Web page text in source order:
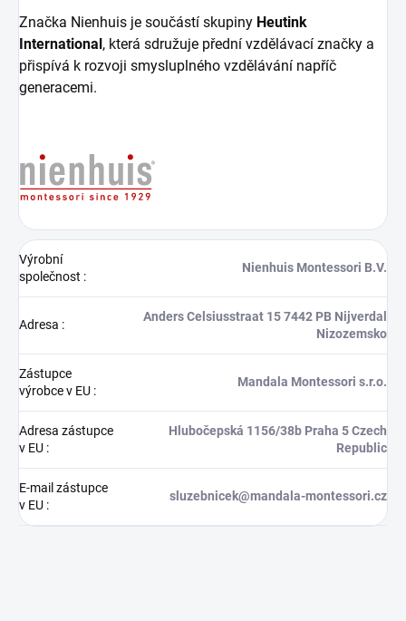
Značka Nienhuis je součástí skupiny Heutink
International, která sdružuje přední vzdělávací značky a
přispívá k rozvoji smysluplného vzdělávání napříč
generacemi.
Výrobní
společnost :
Nienhuis Montessori B.V.
Adresa :
Anders Celsiusstraat 15 7442 PB Nijverdal
Nizozemsko
Zástupce
výrobce v EU :
Mandala Montessori s.r.o.
Adresa zástupce
v EU :
Hlubočepská 1156/38b Praha 5 Czech
Republic
E-mail zástupce
v EU :
sluzebnicek@mandala-montessori.cz